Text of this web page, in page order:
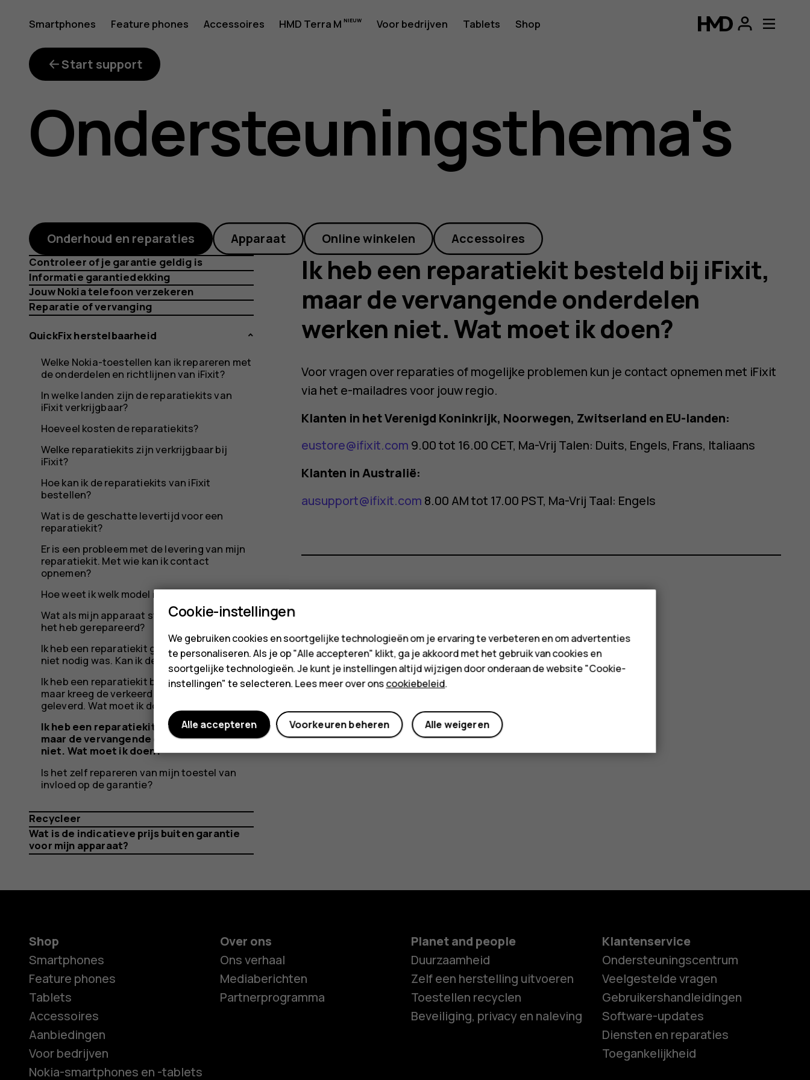
Ik
heb
een
reparatiekit
besteld
bij
iFixit,
maar
de
vervangende
onderdelen
werken
niet.
Wat
moet
ik
Smartphones Feature phones Accessoires HMD Terra M Voor bedrijven Tablets Shop
Smartphones
Mijn account
Start support
Ondersteuningsthema's
Onderhoud en reparaties Apparaat Online winkelen Accessoires
Controleer of je garantie geldig is
Informatie garantiedekking
Jouw Nokia telefoon verzekeren
Reparatie of vervanging
QuickFix herstelbaarheid
Welke Nokia-toestellen kan ik repareren met
de onderdelen en richtlijnen van iFixit?
In welke landen zijn de reparatiekits van
iFixit verkrijgbaar?
Hoeveel kosten de reparatiekits?
Welke reparatiekits zijn verkrijgbaar bij
iFixit?
Hoe kan ik de reparatiekits van iFixit
bestellen?
Wat is de geschatte levertijd voor een
reparatiekit?
Er is een probleem met de levering van mijn
reparatiekit. Met wie kan ik contact
opnemen?
Hoe weet ik welk model ik heb?
Wat als mijn apparaat stuk raakt nadat ik
het heb gerepareerd?
Ik heb een reparatiekit gekocht terwijl dit
niet nodig was. Kan ik de kit retourneren?
Ik heb een reparatiekit besteld bij iFixit,
maar kreeg de verkeerde onderdelen
geleverd. Wat moet ik doen?
Ik heb een reparatiekit besteld bij iFixit,
maar de vervangende onderdelen werken
niet. Wat moet ik doen?
Is het zelf repareren van mijn toestel van
invloed op de garantie?
Recycleer
Wat is de indicatieve prijs buiten garantie
voor mijn apparaat?
Ik heb een reparatiekit besteld bij iFixit,
maar de vervangende onderdelen
werken niet. Wat moet ik doen?
Voor vragen over reparaties of mogelijke problemen kun je contact opnemen met iFixit
via het e-mailadres voor jouw regio.
Klanten in het Verenigd Koninkrijk, Noorwegen, Zwitserland en EU-landen:
eustore@ifixit.com 9.00 tot 16.00 CET, Ma-Vrij Talen: Duits, Engels, Frans, Italiaans
Klanten in Australië:
ausupport@ifixit.com 8.00 AM tot 17.00 PST, Ma-Vrij Taal: Engels
Ja Nee
Shop
Smartphones
Feature phones
Tablets
Accessoires
Aanbiedingen
Voor bedrijven
Nokia-smartphones en -tablets
Over ons
Ons verhaal
Mediaberichten
Partnerprogramma
Planet and people
Duurzaamheid
Zelf een herstelling uitvoeren
Toestellen recyclen
Beveiliging, privacy en naleving
Klantenservice
Ondersteuningscentrum
Veelgestelde vragen
Gebruikershandleidingen
Software-updates
Diensten en reparaties
Toegankelijkheid
Cookie-instellingen
We gebruiken cookies en soortgelijke technologieën om je ervaring te verbeteren en om advertenties
te personaliseren. Als je op "Alle accepteren" klikt, ga je akkoord met het gebruik van cookies en
soortgelijke technologieën. Je kunt je instellingen altijd wijzigen door onderaan de website "Cookie-
instellingen" te selecteren. Lees meer over onscookiebeleid.
Alle weigeren
Voorkeuren beheren
Alle accepteren